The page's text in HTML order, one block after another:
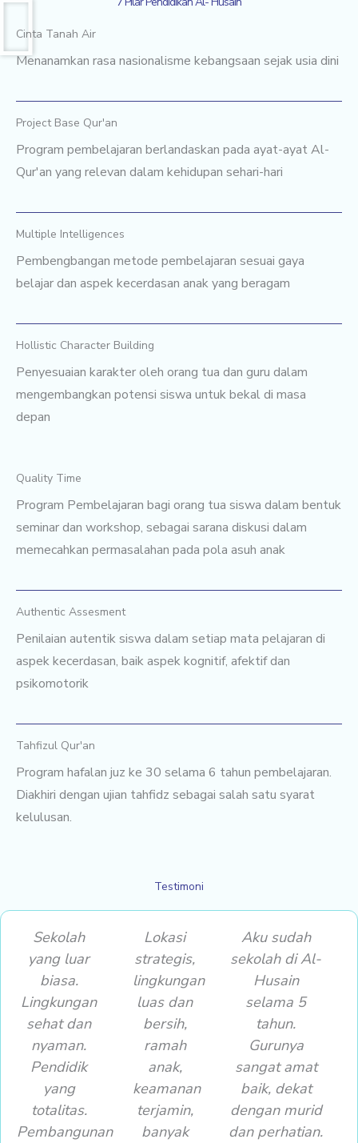
Cinta Tanah Air
Menanamkan rasa nasionalisme kebangsaan sejak usia dini
Project Base Qur'an
Program pembelajaran berlandaskan pada ayat-ayat Al-
Qur'an yang relevan dalam kehidupan sehari-hari
Multiple Intelligences
Pembengbangan metode pembelajaran sesuai gaya
belajar dan aspek kecerdasan anak yang beragam
Hollistic Character Building
Penyesuaian karakter oleh orang tua dan guru dalam
mengembangkan potensi siswa untuk bekal di masa
depan
Quality Time
Program Pembelajaran bagi orang tua siswa dalam bentuk
seminar dan workshop, sebagai sarana diskusi dalam
memecahkan permasalahan pada pola asuh anak
Authentic Assesment
Penilaian autentik siswa dalam setiap mata pelajaran di
aspek kecerdasan, baik aspek kognitif, afektif dan
psikomotorik
Tahfizul Qur'an
Program hafalan juz ke 30 selama 6 tahun pembelajaran.
Diakhiri dengan ujian tahfidz sebagai salah satu syarat
kelulusan.
Testimoni
Sekolah
yang luar
biasa.
Lingkungan
sehat dan
nyaman.
Pendidik
yang
totalitas.
Pembangunan
Lokasi
strategis,
lingkungan
luas dan
bersih,
ramah
anak,
keamanan
terjamin,
banyak
Aku sudah
sekolah di Al-
Husain
selama 5
tahun.
Gurunya
sangat amat
baik, dekat
dengan murid
dan perhatian.